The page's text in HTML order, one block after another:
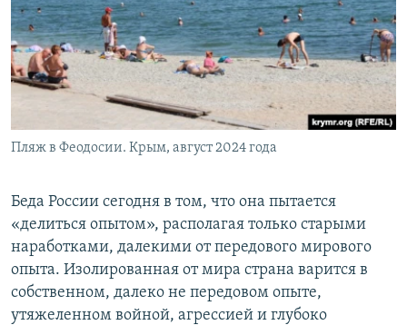
Пляж в Феодосии. Крым, август 2024 года
Беда России сегодня в том, что она пытается
«делиться опытом», располагая только старыми
наработками, далекими от передового мирового
опыта. Изолированная от мира страна варится в
собственном, далеко не передовом опыте,
утяжеленном войной, агрессией и глубоко